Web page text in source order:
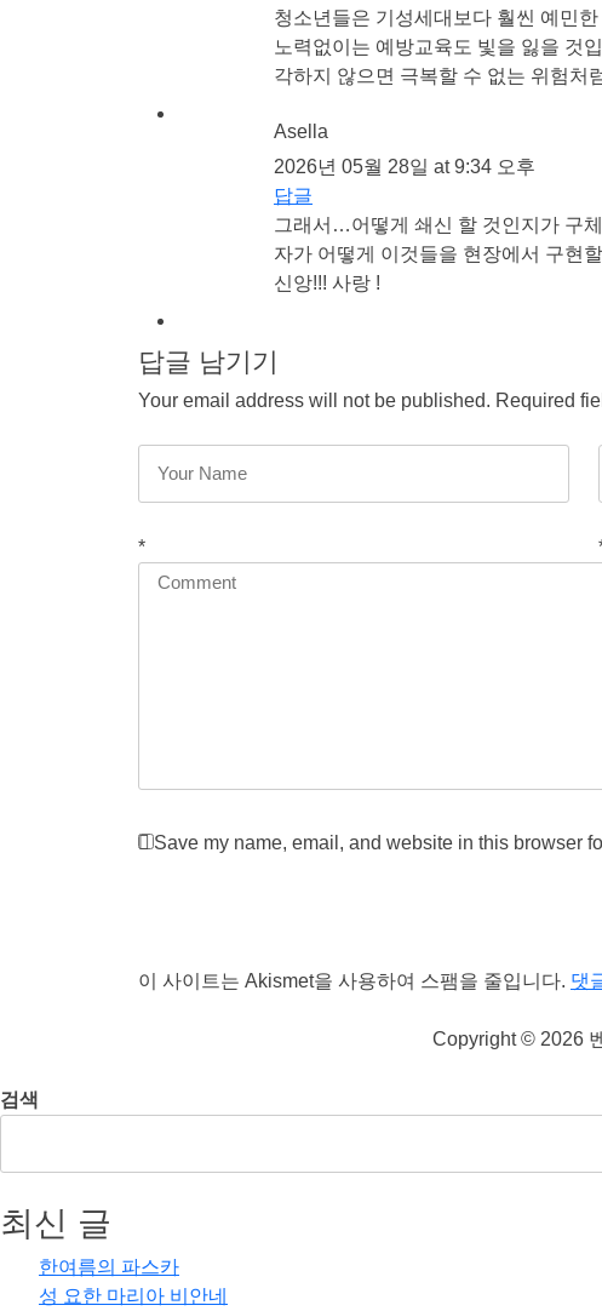
청소년들은 기성세대보다 훨씬 예민
노력없이는 예방교육도 빛을 잃을 것
각하지 않으면 극복할 수 없는 위험처
Asella
2026년 05월 28일 at 9:34 오후
답글
그래서…어떻게 쇄신 할 것인지가 구
자가 어떻게 이것들을 현장에서 구현
신앙!!! 사랑 !
답글 남기기
Your email address will not be published. Required
*
Save my name, email, and website in this browser
이 사이트는 Akismet을 사용하여 스팸을 줄입니다. 댓
Copyright © 2026
검색
최신 글
한여름의 파스카
성 요한 마리아 비안네